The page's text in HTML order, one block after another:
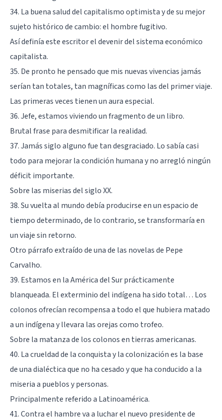
34. La buena salud del capitalismo optimista y de su mejor
sujeto histórico de cambio: el hombre fugitivo.
Así definía este escritor el devenir del sistema económico
capitalista.
35. De pronto he pensado que mis nuevas vivencias jamás
serían tan totales, tan magníficas como las del primer viaje.
Las primeras veces tienen un aura especial.
36. Jefe, estamos viviendo un fragmento de un libro.
Brutal frase para desmitificar la realidad.
37. Jamás siglo alguno fue tan desgraciado. Lo sabía casi
todo para mejorar la condición humana y no arregló ningún
déficit importante.
Sobre las miserias del siglo XX.
38. Su vuelta al mundo debía producirse en un espacio de
tiempo determinado, de lo contrario, se transformaría en
un viaje sin retorno.
Otro párrafo extraído de una de las novelas de Pepe
Carvalho.
39. Estamos en la América del Sur prácticamente
blanqueada. El exterminio del indígena ha sido total… Los
colonos ofrecían recompensa a todo el que hubiera matado
a un indígena y llevara las orejas como trofeo.
Sobre la matanza de los colonos en tierras americanas.
40. La crueldad de la conquista y la colonización es la base
de una dialéctica que no ha cesado y que ha conducido a la
miseria a pueblos y personas.
Principalmente referido a Latinoamérica.
41. Contra el hambre va a luchar el nuevo presidente de